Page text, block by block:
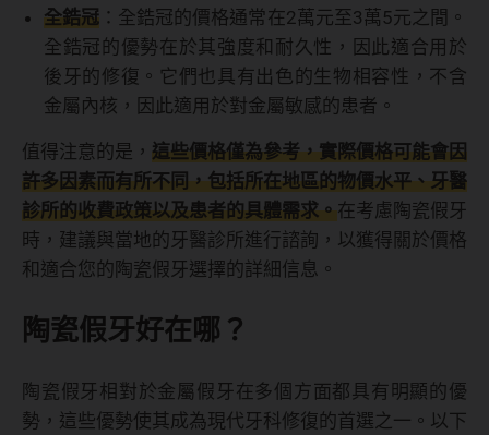
全鋯冠 ：全鋯冠的價格通常在2萬元至3萬5元之間。
全鋯冠的優勢在於其強度和耐久性，因此適合用於
後牙的修復。它們也具有出色的生物相容性，不含
金屬內核，因此適用於對金屬敏感的患者。
值得注意的是， 這些價格僅為參考，實際價格可能會因
許多因素而有所不同，包括所在地區的物價水平、牙醫
診所的收費政策以及患者的具體需求。在考慮陶瓷假牙
時，建議與當地的牙醫診所進行諮詢，以獲得關於價格
和適合您的陶瓷假牙選擇的詳細信息。
陶瓷假牙好在哪？
陶瓷假牙相對於金屬假牙在多個方面都具有明顯的優
勢，這些優勢使其成為現代牙科修復的首選之一。以下